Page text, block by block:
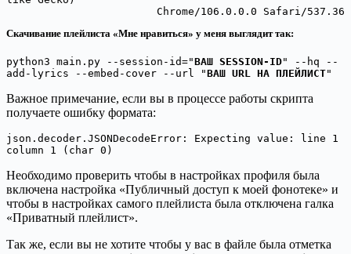
                        Chrome/106.0.0.0 Safari/537.36
Скачивание плейлиста «Мне нравиться» у меня выглядит так:
python3 main.py --session-id="ВАШ SESSION-ID" --hq --
add-lyrics --embed-cover --url "ВАШ URL НА ПЛЕЙЛИСТ"
Важное примечание, если вы в процессе работы скрипта
получаете ошибку формата:
json.decoder.JSONDecodeError: Expecting value: line 1
column 1 (char 0)
Необходимо проверить чтобы в настройках профиля была
включена настройка «Публичный доступ к моей фонотеке» и
чтобы в настройках самого плейлиста была отключена галка
«Приватный плейлист».
Так же, если вы не хотите чтобы у вас в файле была отметка